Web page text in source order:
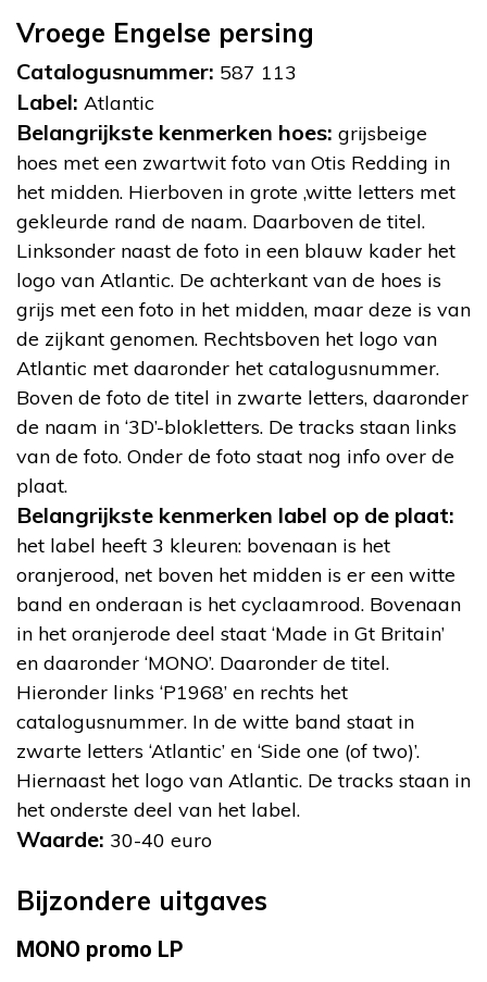
Vroege Engelse persing
Catalogusnummer: 587 113
Label: Atlantic
Belangrijkste kenmerken hoes: grijsbeige
hoes met een zwartwit foto van Otis Redding in
het midden. Hierboven in grote ,witte letters met
gekleurde rand de naam. Daarboven de titel.
Linksonder naast de foto in een blauw kader het
logo van Atlantic. De achterkant van de hoes is
grijs met een foto in het midden, maar deze is van
de zijkant genomen. Rechtsboven het logo van
Atlantic met daaronder het catalogusnummer.
Boven de foto de titel in zwarte letters, daaronder
de naam in ‘3D’-blokletters. De tracks staan links
van de foto. Onder de foto staat nog info over de
plaat.
Belangrijkste kenmerken label op de plaat:
het label heeft 3 kleuren: bovenaan is het
oranjerood, net boven het midden is er een witte
band en onderaan is het cyclaamrood. Bovenaan
in het oranjerode deel staat ‘Made in Gt Britain’
en daaronder ‘MONO’. Daaronder de titel.
Hieronder links ‘P1968’ en rechts het
catalogusnummer. In de witte band staat in
zwarte letters ‘Atlantic’ en ‘Side one (of two)’.
Hiernaast het logo van Atlantic. De tracks staan in
het onderste deel van het label.
Waarde: 30-40 euro
Bijzondere uitgaves
MONO promo LP